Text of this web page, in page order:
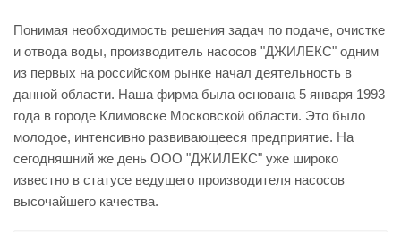
Понимая необходимость решения задач по подаче, очистке
и отвода воды, производитель насосов "ДЖИЛЕКС" одним
из первых на российском рынке начал деятельность в
данной области. Наша фирма была основана 5 января 1993
года в городе Климовске Московской области. Это было
молодое, интенсивно развивающееся предприятие. На
сегодняшний же день ООО "ДЖИЛЕКС" уже широко
известно в статусе ведущего производителя насосов
высочайшего качества.